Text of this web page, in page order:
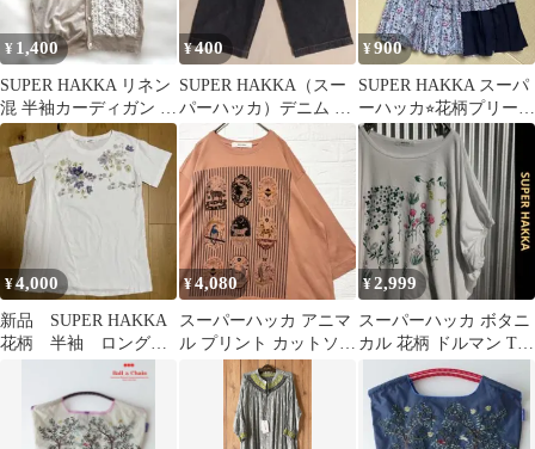
¥ 1,400
SUPER HAKKA リネン
混 半袖カーディガン パ
ッチワーク風 異素材
¥400
SUPER HAKKA（スー
パーハッカ）デニム ハ
ーフパンツ / ハーフジ
ーンズ
¥900
SUPER HAKKA スーパ
ーハッカ⭐︎花柄プリーツ
スカート
¥4,000
新品 SUPER HAKKA
花柄 半袖 ロングT
シャツ ホワイト
¥4,080
スーパーハッカ アニマ
ル プリント カットソー
ゆったり 五分袖 Tシャ
¥2,999
スーパーハッカ ボタニ
カル 花柄 ドルマン Tシ
ャツ 半袖 カットソー
ワイド